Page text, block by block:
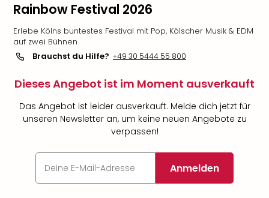
Rainbow Festival 2026
Erlebe Kölns buntestes Festival mit Pop, Kölscher Musik & EDM
auf zwei Bühnen
Brauchst du Hilfe? +49 30 5444 55 800
Dieses Angebot ist im Moment ausverkauft
Das Angebot ist leider ausverkauft. Melde dich jetzt für
unseren Newsletter an, um keine neuen Angebote zu
verpassen!
Anmelden